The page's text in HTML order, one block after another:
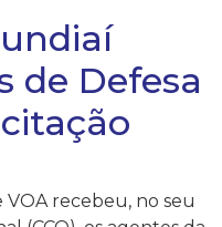
de Defesa
VOA recebeu, no seu